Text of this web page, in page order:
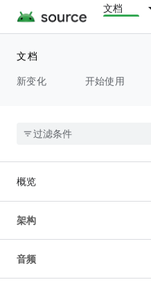
文档
文档
新变化
开始使用
概览
架构
音频